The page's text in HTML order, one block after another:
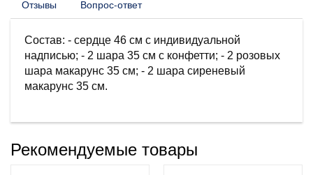
Отзывы Вопрос-ответ
Состав: - сердце 46 см с индивидуальной
надписью; - 2 шара 35 см с конфетти; - 2 розовых
шара макарунс 35 см; - 2 шара сиреневый
макарунс 35 см.
Рекомендуемые товары